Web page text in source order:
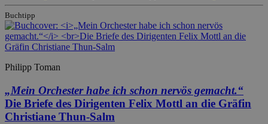
Buchtipp
Philipp Toman
„Mein Orchester habe ich schon nervös gemacht.“
Die Briefe des Dirigenten Felix Mottl an die Gräfin
Christiane Thun-Salm